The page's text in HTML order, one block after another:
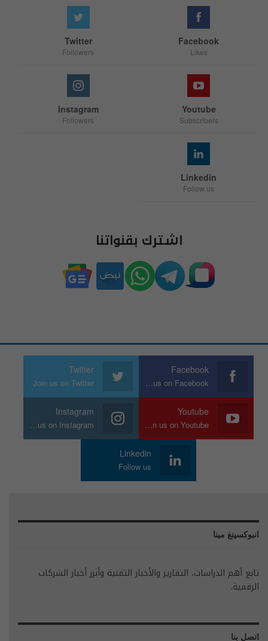
Facebook
Likes
Twitter
Followers
Youtube
Subscribers
Instagram
Followers
Linkedin
Follow us
اشترك بقنواتنا
Facebook
Join us on Facebook
Twitter
Join us on Twitter
Youtube
Join us on Youtube
Instagram
Join us on Instagram
Linkedin
Follow us
انبوكسينغ مينا
تابع أهم الدراسات، التقارير والأخبار التقنية وأبرز أخبار الشركات
الرقمية.
اتصل بنا